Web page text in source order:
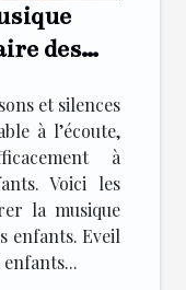
des
et silences
à l’écoute,
à
Voici les
la musique
enfants. Eveil